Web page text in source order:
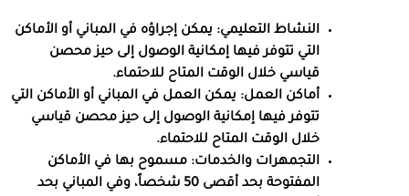
النشاط التعليمي: يمكن إجراؤه في المباني أو الأماكن
التي تتوفر فيها إمكانية الوصول إلى حيز محصن
قياسي خلال الوقت المتاح للاحتماء.
أماكن العمل: يمكن العمل في المباني أو الأماكن التي
تتوفر فيها إمكانية الوصول إلى حيز محصن قياسي
خلال الوقت المتاح للاحتماء.
التجمهرات والخدمات: مسموح بها في الأماكن
المفتوحة بحد أقصى 50 شخصاً، وفي المباني بحد